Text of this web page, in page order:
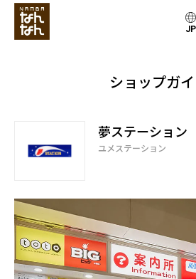
ショップガ
夢ステーション
ユメステーション